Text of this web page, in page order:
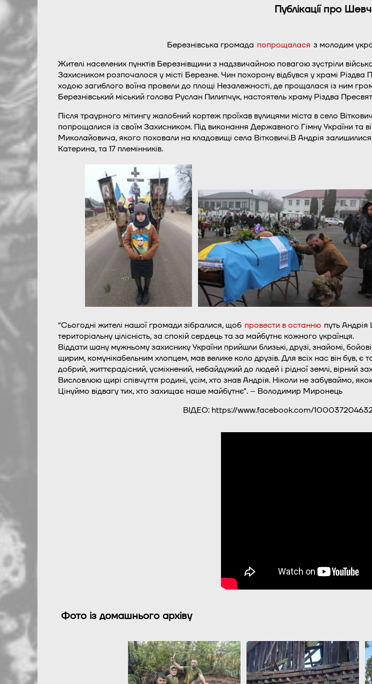
Публікації про
Березнівська громада попрощалася з молодим
Жителі населених пунктів Березнівщини з надзвичайною повагою зустріли
Захисником розпочалося у місті Березне. Чин похорону відбувся у храмі
ходою загиблого воїна провели до площі Незалежності, де прощалася із ним
Березнівський міський голова Руслан Пилипчук, настоятель храму Різдва
Після траурного мітингу жалобний кортеж проїхав вулицями міста в село
попрощалися із своїм Захисником. Під виконання Державного Гімну України та
Миколайовича, якого поховали на кладовищі села Вітковичі.В Андрія
Катерина, та 17 племінників.
“Сьогодні жителі нашої громади зібралися, щоб провести в останню путь Андрія
територіальну цілісність, за спокій сердець та за майбутнє кожного українця.
Віддати шану мужньому захиснику України прийшли близькі, друзі, знайомі,
щирим, комунікабельним хлопцем, мав велике коло друзів. Для всіх нас він був,
добрий, життєрадісний, усміхнений, небайдужий до людей і рідної землі, вірний
Висловлюю щирі співчуття родині, усім, хто знав Андрія. Ніколи не забуваймо,
Цінуймо відвагу тих, хто захищає наше майбутнє”. – Володимир Миронець
ВІДЕО: https://www.facebook.com/
Фото із домашнього архіву